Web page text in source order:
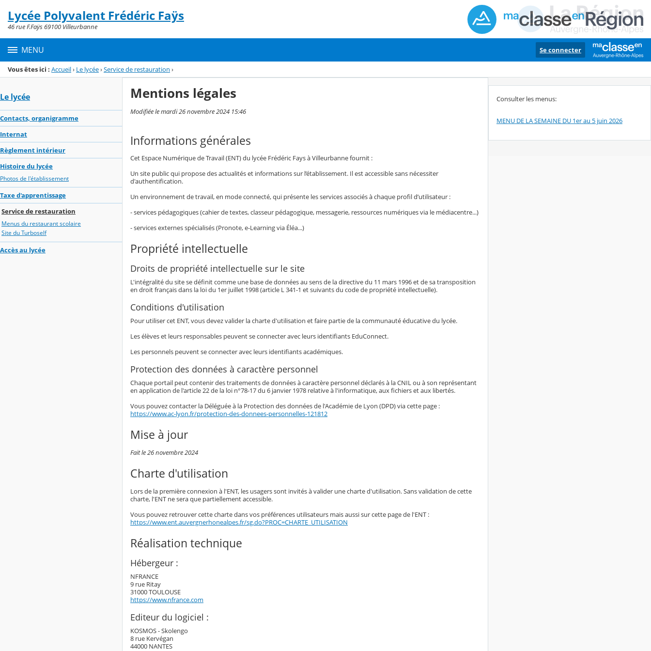
Menu de la rubrique
Contenu
Lycée Polyvalent Frédéric Faÿs
46 rue F.Faÿs 69100 Villeurbanne
MENU Se connecter
Vous êtes ici : Accueil› Le lycée›Service de restauration ›
Le lycée
Contacts, organigramme
Internat
Règlement intérieur
Histoire du lycée
Photos de l'établissement
Taxe d'apprentissage
Service de restauration
Menus du restaurant scolaire
Site du Turboself
Accès au lycée
Mentions légales
Modifiée le mardi 26 novembre 2024 15:46
Informations générales
Cet Espace Numérique de Travail (ENT) du lycée Frédéric Fays à Villeurbanne fournit :
Un site public qui propose des actualités et informations sur l’établissement. Il est accessible sans nécessiter
d'authentification.
Un environnement de travail, en mode connecté, qui présente les services associés à chaque profil d’utilisateur :
- services pédagogiques (cahier de textes, classeur pédagogique, messagerie, ressources numériques via le médiacentre...)
- services externes spécialisés (Pronote, e-Learning via Éléa...)
Propriété intellectuelle
Droits de propriété intellectuelle sur le site
L'intégralité du site se définit comme une base de données au sens de la directive du 11 mars 1996 et de sa transposition
en droit français dans la loi du 1er juillet 1998 (article L 341-1 et suivants du code de propriété intellectuelle).
Conditions d'utilisation
Pour utiliser cet ENT, vous devez valider la charte d'utilisation et faire partie de la communauté éducative du lycée.
Les élèves et leurs responsables peuvent se connecter avec leurs identifiants EduConnect.
Les personnels peuvent se connecter avec leurs identifiants académiques.
Protection des données à caractère personnel
Chaque portail peut contenir des traitements de données à caractère personnel déclarés à la CNIL ou à son représentant
en application de l'article 22 de la loi n°78-17 du 6 janvier 1978 relative à l'informatique, aux fichiers et aux libertés.
Vous pouvez contacter la Déléguée à la Protection des données de l'Académie de Lyon (DPD) via cette page :
https://www.ac-lyon.fr/protection-des-donnees-personnelles-121812
Mise à jour
Fait le 26 novembre 2024
Charte d'utilisation
Lors de la première connexion à l'ENT, les usagers sont invités à valider une charte d'utilisation. Sans validation de cette
charte, l'ENT ne sera que partiellement accessible.
Vous pouvez retrouver cette charte dans vos préférences utilisateurs mais aussi sur cette page de l'ENT :
https://www.ent.auvergnerhonealpes.fr/sg.do?PROC=CHARTE_UTILISATION
Réalisation technique
Hébergeur :
NFRANCE
9 rue Ritay
31000 TOULOUSE
https://www.nfrance.com
Editeur du logiciel :
KOSMOS - Skolengo
8 rue Kervégan
44000 NANTES
Consulter les menus:
MENU DE LA SEMAINE DU 1er au 5 juin 2026